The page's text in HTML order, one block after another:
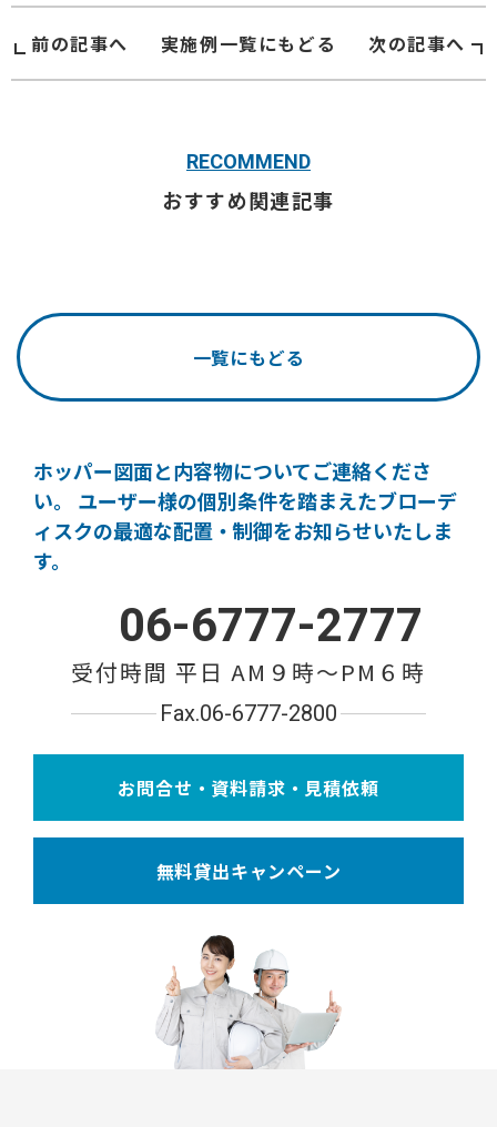
前の記事へ 実施例一覧にもどる 次の記事へ
RECOMMEND
おすすめ関連記事
一覧にもどる
ホッパー図面と内容物についてご連絡くださ
い。
ユーザー様の個別条件を踏まえたブローデ
ィスクの最適な配置・制御をお知らせいたしま
す。
06-6777-2777
受付時間 平日 AM９時〜PM６時
Fax.06-6777-2800
お問合せ・資料請求・見積依頼
無料貸出キャンペーン